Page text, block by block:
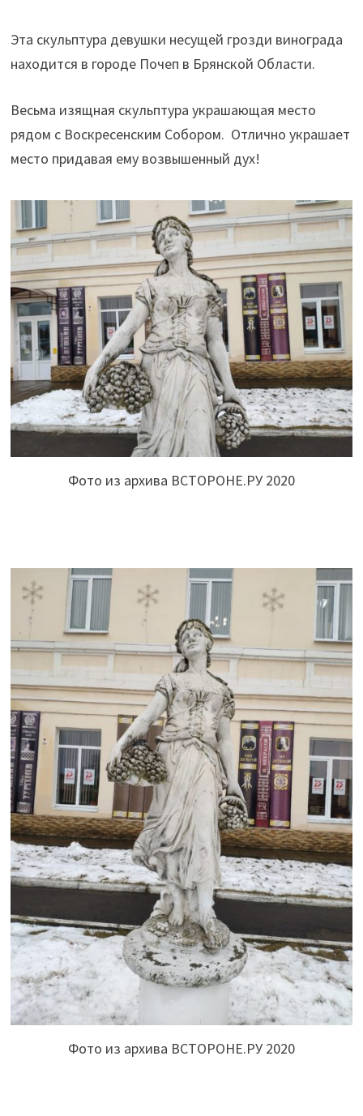
Эта скульптура девушки несущей грозди винограда
находится в городе Почеп в Брянской Области.
Весьма изящная скульптура украшающая место
рядом с Воскресенским Собором. Отлично украшает
место придавая ему возвышенный дух!
Фото из архива ВСТОРОНЕ.РУ 2020
Фото из архива ВСТОРОНЕ.РУ 2020